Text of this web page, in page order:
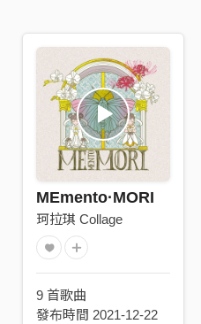
MEmento·MORI
珂拉琪 Collage
9 首歌曲
發布時間 2021-12-22